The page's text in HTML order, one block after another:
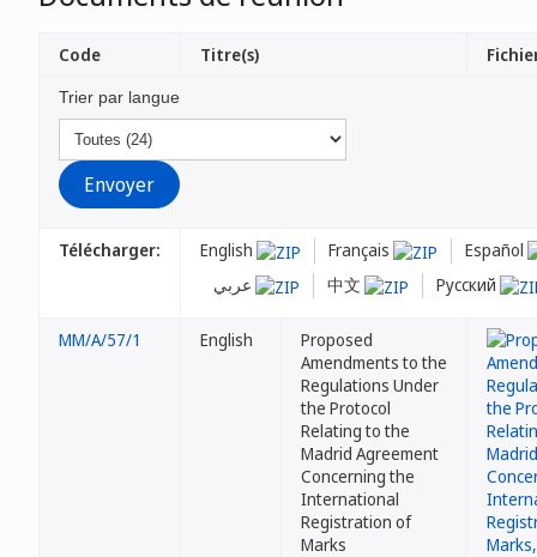
Trier par langue
Télécharger: English Français
Español
中文 Русский
Code Titre(s)
MM/A/57/1 English
Proposed
Amendments to the
Regulations Under
the Protocol
Relating to the
Madrid Agreement
Concerning the
International
Registration of
Marks